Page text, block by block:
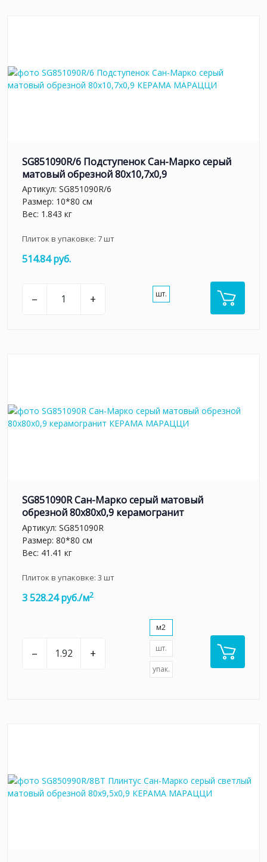
SG851090R/6 Подступенок Сан-Марко серый
матовый обрезной 80x10,7x0,9
Артикул: SG851090R/6
Размер: 10*80 см
Вес: 1.843 кг
Плиток в упаковке: 7шт
514.84 руб.
– + шт.
SG851090R Сан-Марко серый матовый
обрезной 80x80x0,9 керамогранит
Артикул: SG851090R
Размер: 80*80 см
Вес: 41.41 кг
Плиток в упаковке: 3 шт
3 528.24 руб./м2
– +
м2
шт.
упак.